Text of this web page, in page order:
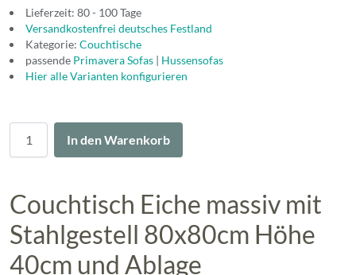
Lieferzeit: 80 - 100 Tage
Versandkostenfrei deutsches Festland
Kategorie: Couchtische
passende Primavera Sofas | Hussensofas
Hier alle Varianten konfigurieren
In den Warenkorb
Couchtisch Eiche massiv mit
Stahlgestell 80x80cm Höhe
40cm und Ablage